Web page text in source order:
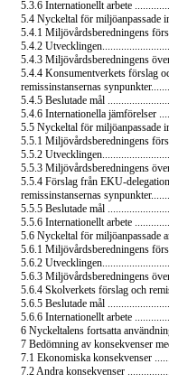
5.3.6 Internationellt arbete
5.4 Nyckeltal för miljöanpassade
5.4.1 Miljövårdsberedningens
5.4.2
5.4.3 Miljövårdsberedningens
5.4.4 Konsumentverkets förslag
remissinstansernas
5.4.5 Beslutade mål
5.4.6 Internationella jämförelser
5.5 Nyckeltal för miljöanpassade
5.5.1 Miljövårdsberedningens
5.5.2
5.5.3 Miljövårdsberedningens
5.5.4 Förslag från EKU-
remissinstansernas
5.5.5 Beslutade mål
5.5.6 Internationellt arbete
5.6 Nyckeltal för miljöanpassade
5.6.1 Miljövårdsberedningens
5.6.2
5.6.3 Miljövårdsberedningens
5.6.4 Skolverkets förslag och
5.6.5 Beslutade mål
5.6.6 Internationellt arbete
6 Nyckeltalens fortsatta
7 Bedömning av konsekvenser
7.1 Ekonomiska konsekvenser
7.2 Andra konsekvenser